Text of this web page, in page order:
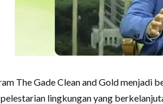
The Gade Clean and Gold menjadi
lingkungan yang